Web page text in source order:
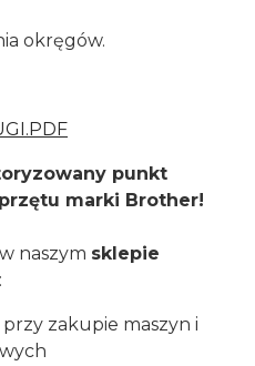
okręgów.
punkt
marki Brother!
naszym sklepie
zakupie maszyn i